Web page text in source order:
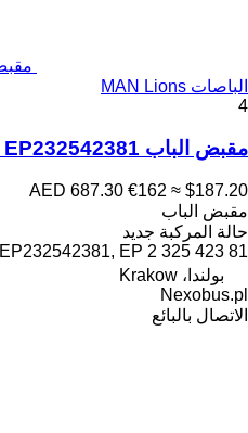
الباصات MAN Lions
4
مقبض الباب EP232542381 لـ الباصات MAN Lions
AED 687.30 €162 ≈ $187.20
مقبض الباب
حالة المركبة جديد
EP232542381, EP 2 325 423 81
بولندا، Krakow
Nexobus.pl
الاتصال بالبائع